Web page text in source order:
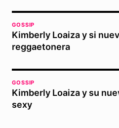
GOSSIP
Kimberly Loaiza y si
reggaetonera
GOSSIP
Kimberly Loaiza y su
sexy